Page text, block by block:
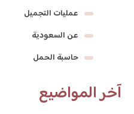
عمليات التجميل
عن السعودية
حاسبة الحمل
آخر المواضيع